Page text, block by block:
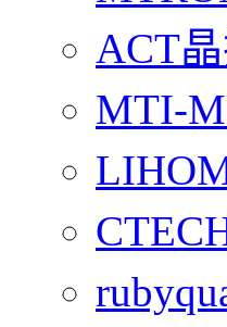
ACT
MTI-